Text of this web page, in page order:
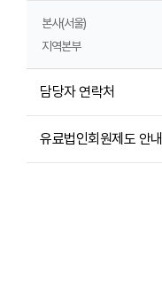
본사(서울)
지역본부
담당자 연락처
유료법인회원제도 안내